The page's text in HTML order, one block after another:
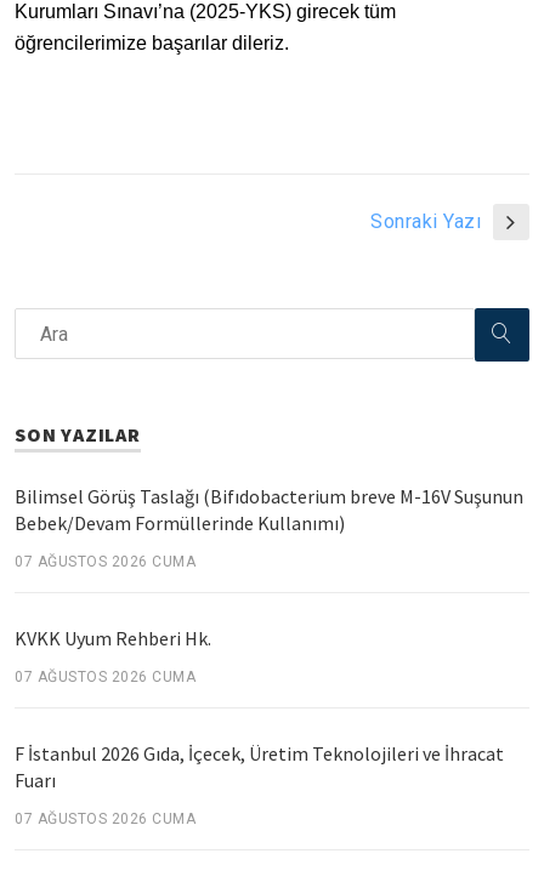
Kurumları Sınavı’na (2025-YKS) girecek tüm
öğrencilerimize başarılar dileriz.
Sonraki Yazı
SON YAZILAR
Bilimsel Görüş Taslağı (Bifıdobacterium breve M-16V Suşunun
Bebek/Devam Formüllerinde Kullanımı)
07 AĞUSTOS 2026 CUMA
KVKK Uyum Rehberi Hk.
07 AĞUSTOS 2026 CUMA
F İstanbul 2026 Gıda, İçecek, Üretim Teknolojileri ve İhracat
Fuarı
07 AĞUSTOS 2026 CUMA